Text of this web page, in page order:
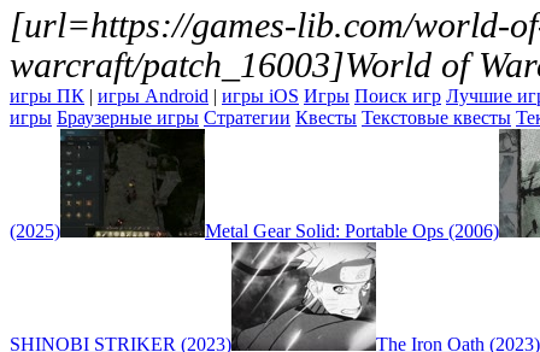
[url=https://games-lib.com/world-
warcraft/patch_16003]World of
игры ПК | игры Android | игры iOS Игры Поиск игр Лучшие
игры Браузерные игры Стратегии Квесты Текстовые квесты
(2025) Metal Gear Solid: Portable Ops (2006)
SHINOBI STRIKER (2023) The Iron Oath (2023)